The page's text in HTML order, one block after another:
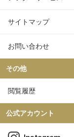
サイトマップ
お問い合わせ
その他
閲覧履歴
公式アカウント